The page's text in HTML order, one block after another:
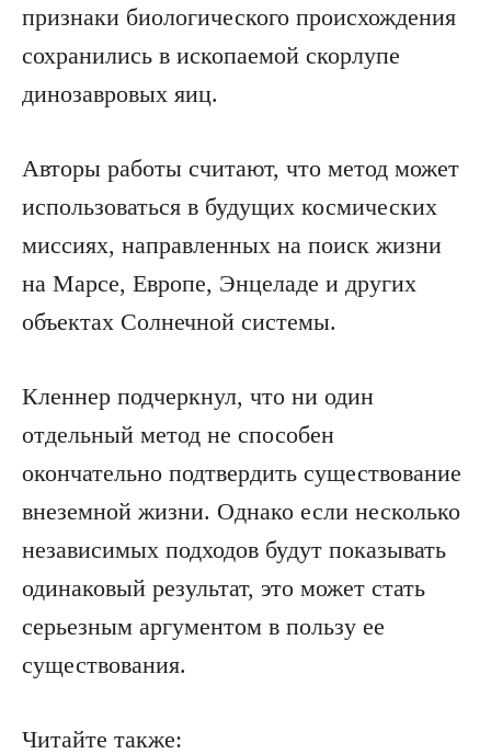
признаки биологического происхождения
сохранились в ископаемой скорлупе
динозавровых яиц.
Авторы работы считают, что метод может
использоваться в будущих космических
миссиях, направленных на поиск жизни
на Марсе, Европе, Энцеладе и других
объектах Солнечной системы.
Кленнер подчеркнул, что ни один
отдельный метод не способен
окончательно подтвердить существование
внеземной жизни. Однако если несколько
независимых подходов будут показывать
одинаковый результат, это может стать
серьезным аргументом в пользу ее
существования.
Читайте также: